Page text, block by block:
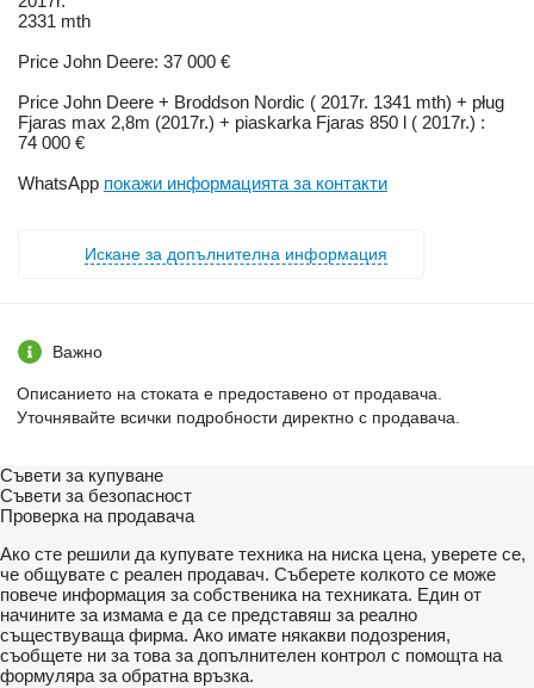
2331 mth
Price John Deere: 37 000 €
Price John Deere + Broddson Nordic ( 2017r. 1341 mth) + pług
Fjaras max 2,8m (2017r.) + piaskarka Fjaras 850 l ( 2017r.) :
74 000 €
WhatsApp покажи информацията за контакти
Искане за допълнителна информация
Важно
Описанието на стоката е предоставено от продавача.
Уточнявайте всички подробности директно с продавача.
Съвети за купуване
Съвети за безопасност
Проверка на продавача
Ако сте решили да купувате техника на ниска цена, уверете се,
че общувате с реален продавач. Съберете колкото се може
повече информация за собственика на техниката. Един от
начините за измама е да се представяш за реално
съществуваща фирма. Ако имате някакви подозрения,
съобщете ни за това за допълнителен контрол с помощта на
формуляра за обратна връзка.